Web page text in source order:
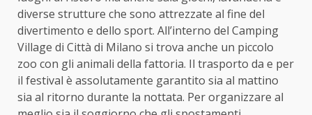
diverse strutture che sono attrezzate al fine del
divertimento e dello sport. All’interno del Camping
Village di Città di Milano si trova anche un piccolo
zoo con gli animali della fattoria. Il trasporto da e per
il festival è assolutamente garantito sia al mattino
sia al ritorno durante la nottata. Per organizzare al